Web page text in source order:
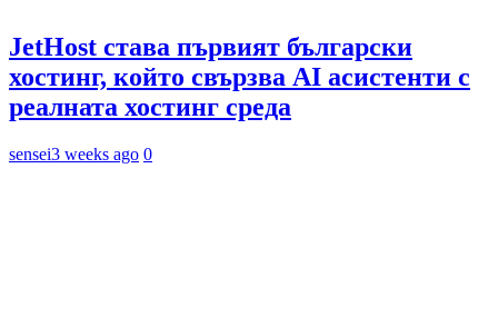
JetHost става първият български
хостинг, който свързва AI асистенти с
реалната хостинг среда
sensei3 weeks ago 0